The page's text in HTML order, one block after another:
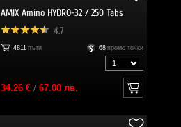
AMIX Amino HYDRO-32 / 250 Tabs
4.7
4811 пъти 68 промо точки
34.26 €/ 67.00 лв.